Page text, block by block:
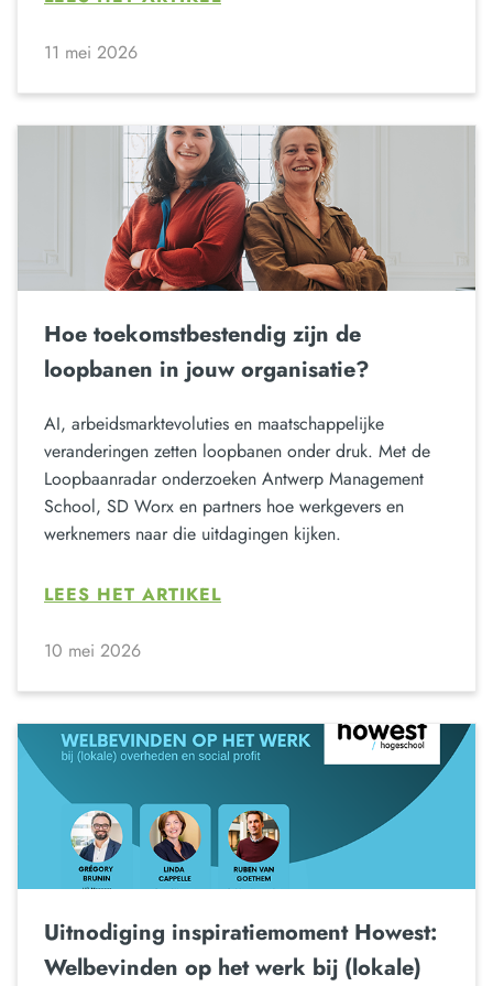
11 mei 2026
Hoe toekomstbestendig zijn de
loopbanen in jouw organisatie?
AI, arbeidsmarktevoluties en maatschappelijke
veranderingen zetten loopbanen onder druk. Met de
Loopbaanradar onderzoeken Antwerp Management
School, SD Worx en partners hoe werkgevers en
werknemers naar die uitdagingen kijken.
LEES HET ARTIKEL
10 mei 2026
Uitnodiging inspiratiemoment Howest:
Welbevinden op het werk bij (lokale)